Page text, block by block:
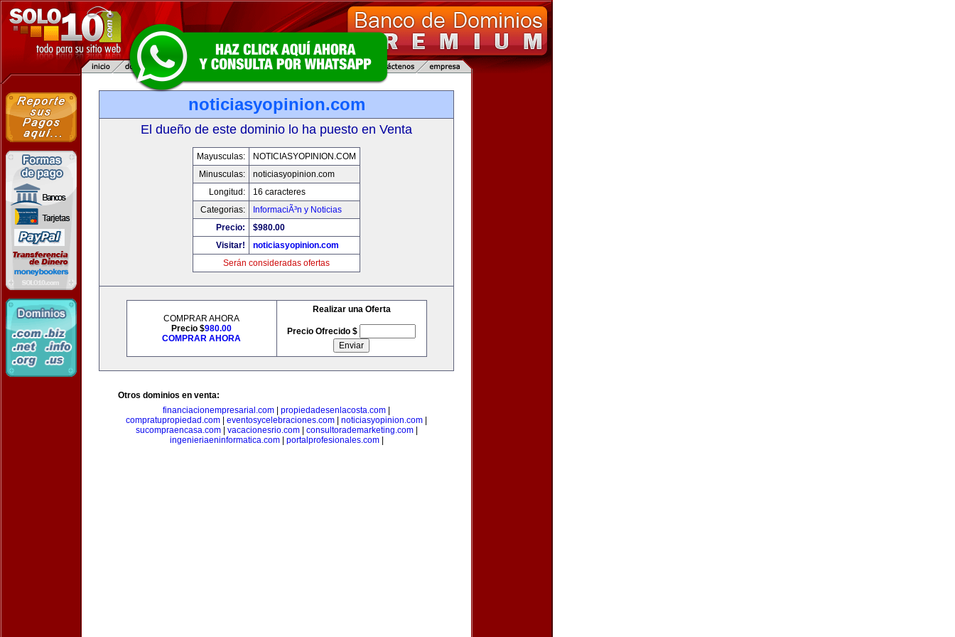
noticiasyopinion.com
El dueño de este dominio lo ha puesto en Venta
Mayusculas:
NOTICIASYOPINION.COM
Minusculas:
noticiasyopinion.com
Longitud:
16 caracteres
Categorias:
InformaciÃ³n y Noticias
Precio:
$980.00
Visitar!
noticiasyopinion.com
Serán consideradas ofertas
COMPRAR AHORA
Precio $980.00
COMPRAR AHORA
Realizar una Oferta
Precio Ofrecido $
Otros dominios en venta:
financiacionempresarial.com
propiedadesenlacosta.com
compratupropiedad.com
eventosycelebraciones.com noticiasyopinion.com
sucompraencasa.com| vacacionesrio.com| consultorademarketing.com|
ingenieriaeninformatica.com| portalprofesionales.com|